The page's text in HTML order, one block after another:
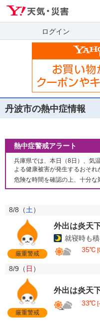
ログイン
丹波市の熱中症情報
熱中症警戒アラート
兵庫県では、本日（8日）、気
よる健康被害が発生するおそれ
危険な時間を確認の上、十分な
8/8（土）
厳重警戒
外出は炎天
就寝時も
35℃
8/9（ 日 ）
厳重警戒
外出は炎天
33℃